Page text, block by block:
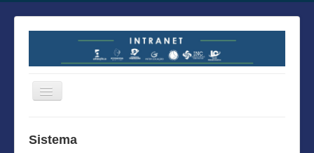
Sistema